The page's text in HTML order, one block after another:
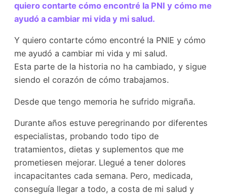
quiero contarte cómo encontré la PNI y cómo me
ayudó a cambiar mi vida y mi salud.
Y quiero contarte cómo encontré la PNIE y cómo
me ayudó a cambiar mi vida y mi salud.
Esta parte de la historia no ha cambiado, y sigue
siendo el corazón de cómo trabajamos.
Desde que tengo memoria he sufrido migraña.
Durante años estuve peregrinando por diferentes
especialistas, probando todo tipo de
tratamientos, dietas y suplementos que me
prometiesen mejorar. Llegué a tener dolores
incapacitantes cada semana. Pero, medicada,
conseguía llegar a todo, a costa de mi salud y